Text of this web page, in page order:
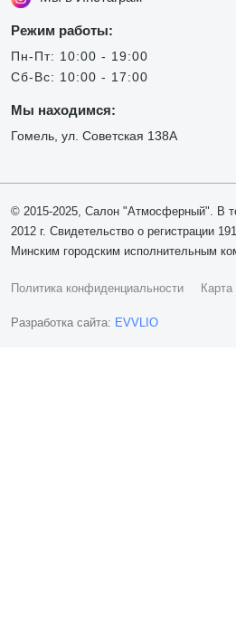
Режим работы:
Пн-Пт: 10:00 - 19:00
Сб-Вс: 10:00 - 17:00
Мы находимся:
Гомель, ул. Советская 138А
© 2015-2025, Салон "Атмосферный". В
2012 г. Свидетельство о регистрации
Минским городским исполнительным
Политика конфиденциальности Карта
Разработка сайта: EVVLIO